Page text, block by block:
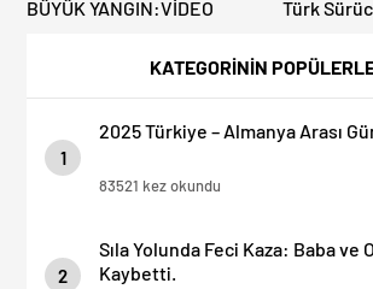
KATEGORİNİN
1
2025 Türkiye – Almanya Arası
83521 kez okundu
2
Sıla Yolunda Feci Kaza: Baba ve
Kaybetti.
BÜYÜK YANGIN:VİDEO Türk